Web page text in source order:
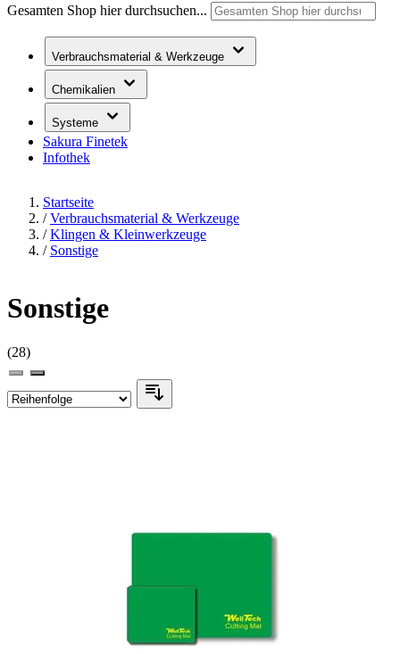
Gesamten Shop hier durchsuchen...
Verbrauchsmaterial & Werkzeuge
Chemikalien
Systeme
Sakura Finetek
Infothek
Startseite
/ Verbrauchsmaterial & Werkzeuge
/ Klingen & Kleinwerkzeuge
/ Sonstige
Sonstige
(28)